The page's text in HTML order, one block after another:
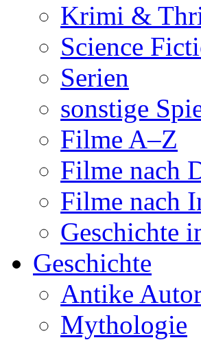
Krimi &
Science
Serien
sonstige
Filme A–Z
Filme nach
Filme nach
Geschichte
Geschichte
Antike
Mythologie